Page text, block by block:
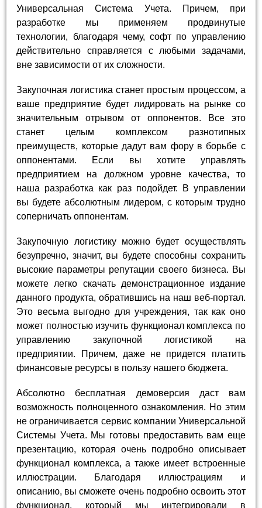
Универсальная Система Учета. Причем, при
разработке мы применяем продвинутые
технологии, благодаря чему, софт по управлению
действительно справляется с любыми задачами,
вне зависимости от их сложности.
Закупочная логистика станет простым процессом, а
ваше предприятие будет лидировать на рынке со
значительным отрывом от оппонентов. Все это
станет целым комплексом разнотипных
преимуществ, которые дадут вам фору в борьбе с
оппонентами. Если вы хотите управлять
предприятием на должном уровне качества, то
наша разработка как раз подойдет. В управлении
вы будете абсолютным лидером, с которым трудно
соперничать оппонентам.
Закупочную логистику можно будет осуществлять
безупречно, значит, вы будете способны сохранить
высокие параметры репутации своего бизнеса. Вы
можете легко скачать демонстрационное издание
данного продукта, обратившись на наш веб-портал.
Это весьма выгодно для учреждения, так как оно
может полностью изучить функционал комплекса по
управлению закупочной логистикой на
предприятии. Причем, даже не придется платить
финансовые ресурсы в пользу нашего бюджета.
Абсолютно бесплатная демоверсия даст вам
возможность полноценного ознакомления. Но этим
не ограничивается сервис компании Универсальной
Системы Учета. Мы готовы предоставить вам еще
презентацию, которая очень подробно описывает
функционал комплекса, а также имеет встроенные
иллюстрации. Благодаря иллюстрациям и
описанию, вы сможете очень подробно освоить этот
функционал, который мы интегрировали в